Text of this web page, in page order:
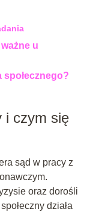
u
i czym się
sąd w pracy z
oraz dorośli
działa